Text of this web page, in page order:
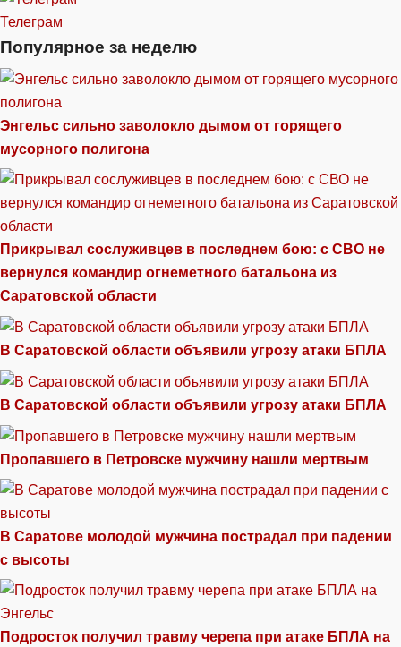
Телеграм
Популярное за неделю
Энгельс сильно заволокло дымом от горящего
мусорного полигона
Прикрывал сослуживцев в последнем бою: с СВО не
вернулся командир огнеметного батальона из
Саратовской области
В Саратовской области объявили угрозу атаки БПЛА
В Саратовской области объявили угрозу атаки БПЛА
Пропавшего в Петровске мужчину нашли мертвым
В Саратове молодой мужчина пострадал при падении
с высоты
Подросток получил травму черепа при атаке БПЛА на